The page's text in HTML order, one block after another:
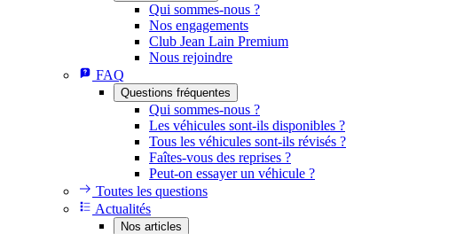
Qui sommes-nous ?
Nos engagements
Club Jean Lain Premium
Nous rejoindre
FAQ
Questions fréquentes
Qui sommes-nous ?
Les véhicules sont-ils disponibles ?
Tous les véhicules sont-ils révisés ?
Faîtes-vous des reprises ?
Peut-on essayer un véhicule ?
Toutes les questions
Actualités
Nos articles